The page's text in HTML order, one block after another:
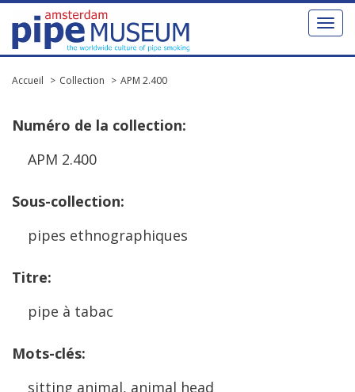
Toggle
Accueil Collection APM 2.400
Numéro de la collection:
APM 2.400
Sous-collection:
pipes ethnographiques
Titre:
pipe à tabac
Mots-clés:
sitting animal, animal head